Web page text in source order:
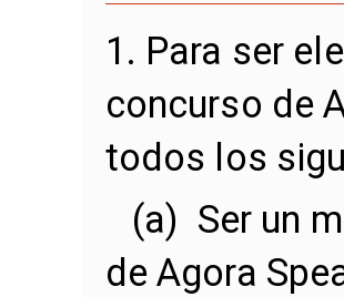
1. Para ser
concurso de
todos los
(a) Ser un
de Agora